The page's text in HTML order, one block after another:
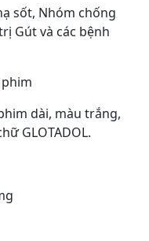
sốt, Nhóm chống
Gút và các bệnh
dài, màu trắng,
GLOTADOL.